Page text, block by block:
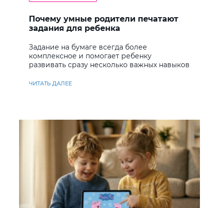
Почему умные родители печатают
задания для ребенка
Задание на бумаге всегда более
комплексное и помогает ребенку
развивать сразу несколько важных навыков
ЧИТАТЬ ДАЛЕЕ